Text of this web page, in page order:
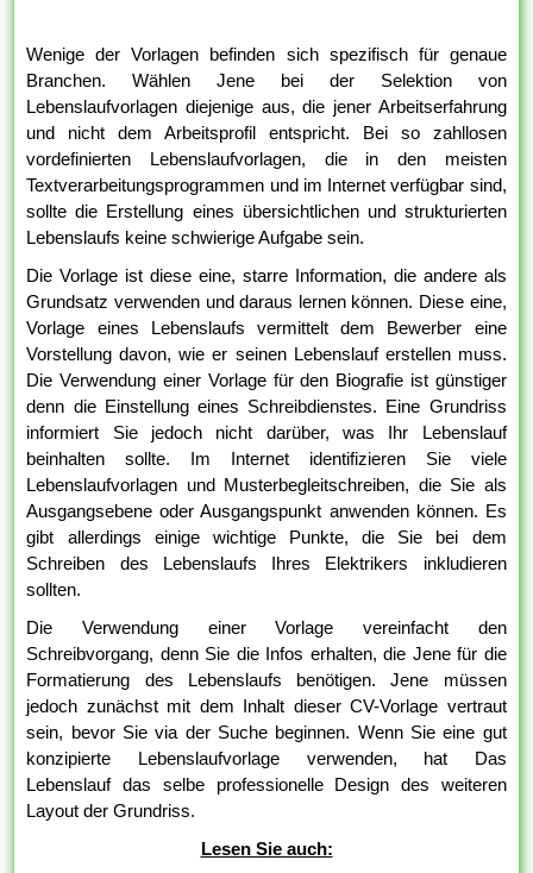
Wenige der Vorlagen befinden sich spezifisch für genaue
Branchen. Wählen Jene bei der Selektion von
Lebenslaufvorlagen diejenige aus, die jener Arbeitserfahrung
und nicht dem Arbeitsprofil entspricht. Bei so zahllosen
vordefinierten Lebenslaufvorlagen, die in den meisten
Textverarbeitungsprogrammen und im Internet verfügbar sind,
sollte die Erstellung eines übersichtlichen und strukturierten
Lebenslaufs keine schwierige Aufgabe sein.
Die Vorlage ist diese eine, starre Information, die andere als
Grundsatz verwenden und daraus lernen können. Diese eine,
Vorlage eines Lebenslaufs vermittelt dem Bewerber eine
Vorstellung davon, wie er seinen Lebenslauf erstellen muss.
Die Verwendung einer Vorlage für den Biografie ist günstiger
denn die Einstellung eines Schreibdienstes. Eine Grundriss
informiert Sie jedoch nicht darüber, was Ihr Lebenslauf
beinhalten sollte. Im Internet identifizieren Sie viele
Lebenslaufvorlagen und Musterbegleitschreiben, die Sie als
Ausgangsebene oder Ausgangspunkt anwenden können. Es
gibt allerdings einige wichtige Punkte, die Sie bei dem
Schreiben des Lebenslaufs Ihres Elektrikers inkludieren
sollten.
Die Verwendung einer Vorlage vereinfacht den
Schreibvorgang, denn Sie die Infos erhalten, die Jene für die
Formatierung des Lebenslaufs benötigen. Jene müssen
jedoch zunächst mit dem Inhalt dieser CV-Vorlage vertraut
sein, bevor Sie via der Suche beginnen. Wenn Sie eine gut
konzipierte Lebenslaufvorlage verwenden, hat Das
Lebenslauf das selbe professionelle Design des weiteren
Layout der Grundriss.
Lesen Sie auch: